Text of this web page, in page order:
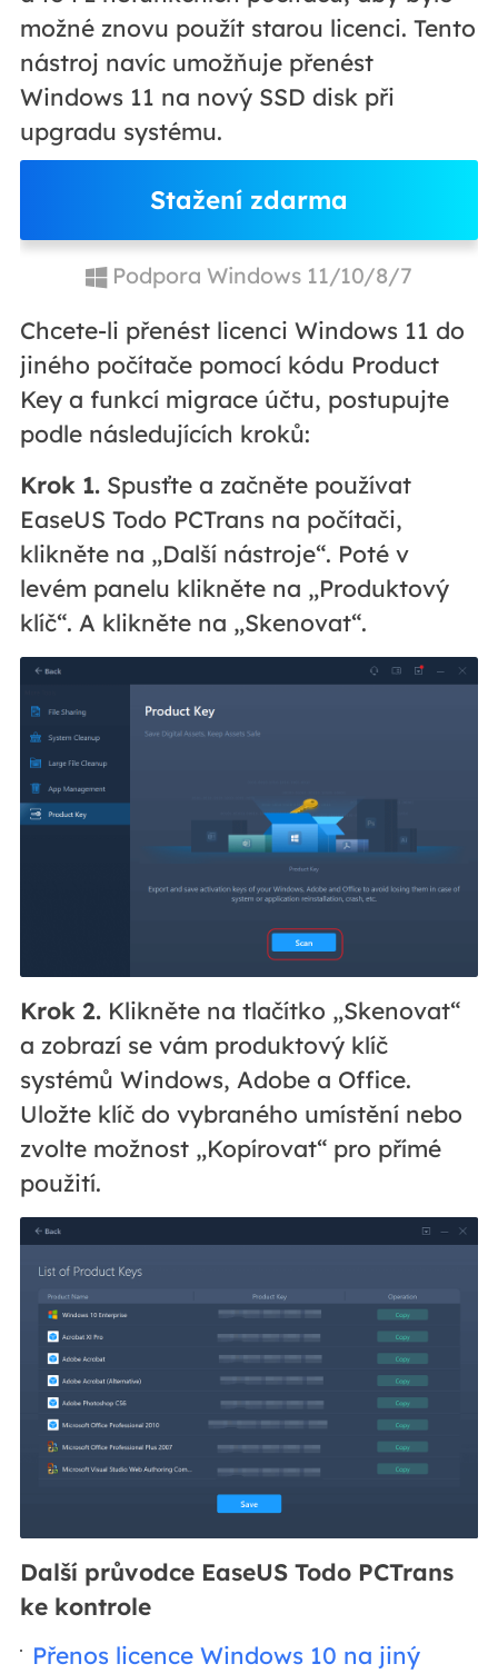
možné znovu použít starou licenci. Tento
nástroj navíc umožňuje přenést
Windows 11 na nový SSD disk při
upgradu systému.
Stažení zdarma
Podpora Windows 11/10/8/7
Chcete-li přenést licenci Windows 11 do
jiného počítače pomocí kódu Product
Key a funkcí migrace účtu, postupujte
podle následujících kroků:
Krok 1.Spusťte a začněte používat
EaseUS Todo PCTrans na počítači,
klikněte na „Další nástroje“. Poté v
levém panelu klikněte na „Produktový
klíč“. A klikněte na „Skenovat“.
Krok 2.Klikněte na tlačítko „Skenovat“
a zobrazí se vám produktový klíč
systémů Windows, Adobe a Office.
Uložte klíč do vybraného umístění nebo
zvolte možnost „Kopírovat“ pro přímé
použití.
Další průvodce EaseUS Todo PCTrans
ke kontrole
Přenos licence Windows 10 na jiný